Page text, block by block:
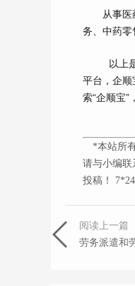
从事医药
务、中药零
以上
平台，企顺
索“企顺宝”
*本站所有
请与小编联
投稿！
阅读上一篇
劳务派遣和